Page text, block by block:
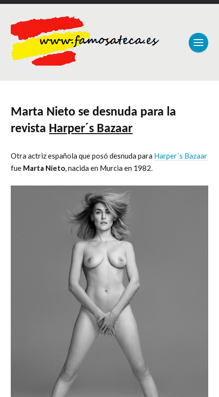
Marta Nieto se desnuda para la
revista Harper´s Bazaar
Otra actriz española que posó desnuda para Harper´s Bazaar
fue Marta Nieto, nacida en Murcia en 1982.